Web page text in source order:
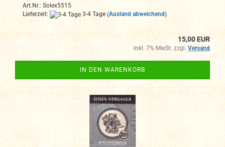
Art.Nr.: Solex5515
Lieferzeit:
3-4 Tage (Ausland abweichend)
15,00 EUR
inkl. 7% MwSt. zzgl. Versand
IN DEN WARENKORB